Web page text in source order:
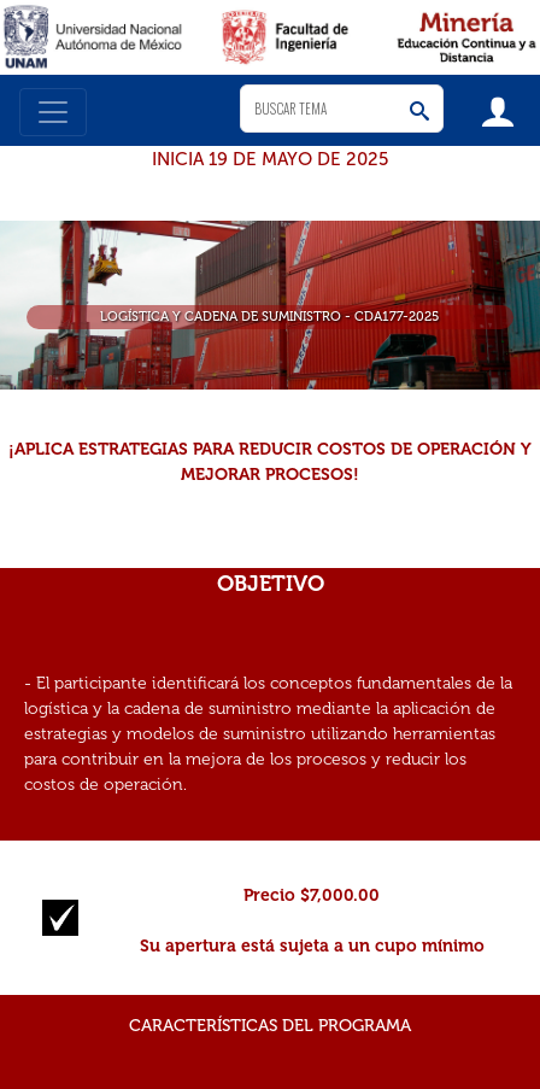
INICIA 19 DE MAYO DE 2025
LOGÍSTICA Y CADENA DE SUMINISTRO - CDA177-2025
¡APLICA ESTRATEGIAS PARA REDUCIR COSTOS DE OPERACIÓN Y
MEJORAR PROCESOS!
OBJETIVO
- El participante identificará los conceptos fundamentales de la
logística y la cadena de suministro mediante la aplicación de
estrategias y modelos de suministro utilizando herramientas
para contribuir en la mejora de los procesos y reducir los
costos de operación.
Precio $7,000.00
Su apertura está sujeta a un cupo mínimo
CARACTERÍSTICAS DEL PROGRAMA